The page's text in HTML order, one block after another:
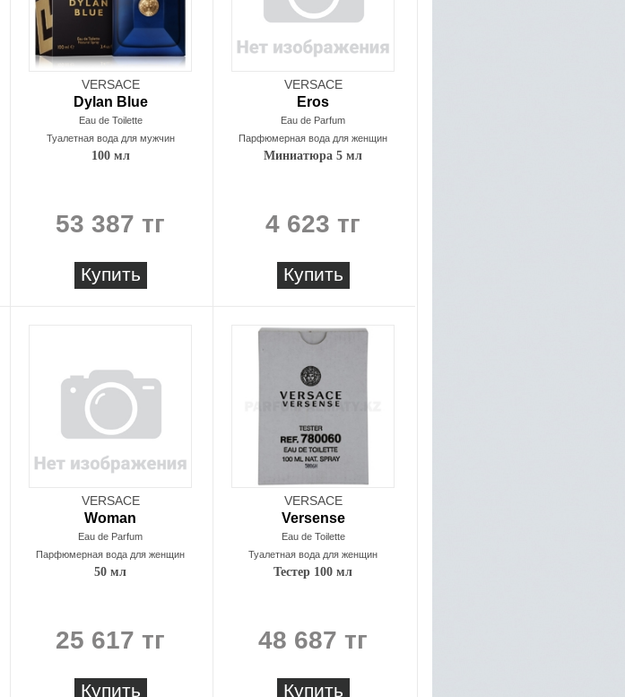
VERSACE
Dylan Blue
Eau de Toilette
Туалетная вода для мужчин
100 мл
53 387 тг
Купить
VERSACE
Eros
Eau de Parfum
Парфюмерная вода для женщин
Миниатюра 5 мл
4 623 тг
Купить
VERSACE
Woman
Eau de Parfum
Парфюмерная вода для женщин
50 мл
25 617 тг
Купить
VERSACE
Versense
Eau de Toilette
Туалетная вода для женщин
Тестер 100 мл
48 687 тг
Купить